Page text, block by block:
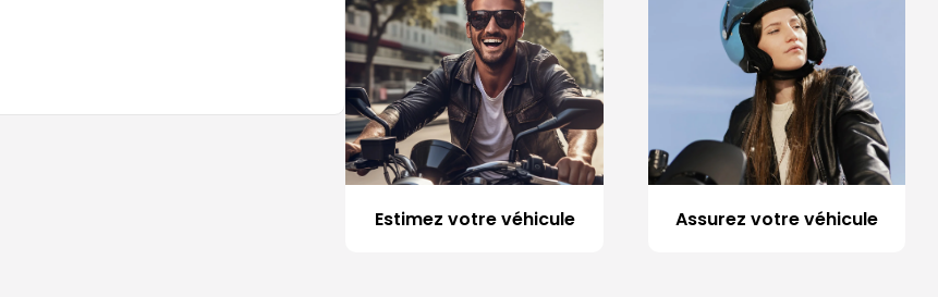
Estimez votre véhicule Assurez votre véhicule